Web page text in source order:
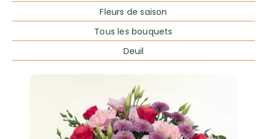
Fleurs de saison
Tous les bouquets
Deuil